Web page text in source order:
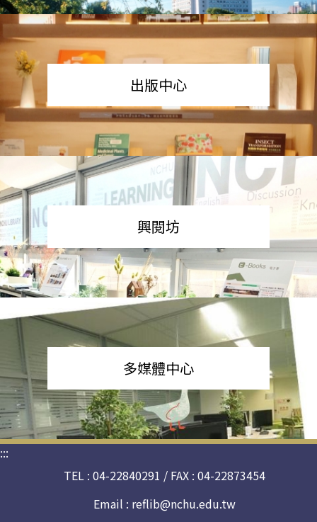
出版中心
興閱坊
多媒體中心
:::
TEL : 04-22840291 / FAX : 04-22873454
Email : reflib@nchu.edu.tw